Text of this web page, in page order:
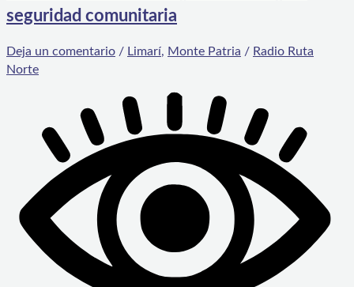
seguridad comunitaria
Deja un comentario / Limarí, Monte Patria / Radio Ruta
Norte